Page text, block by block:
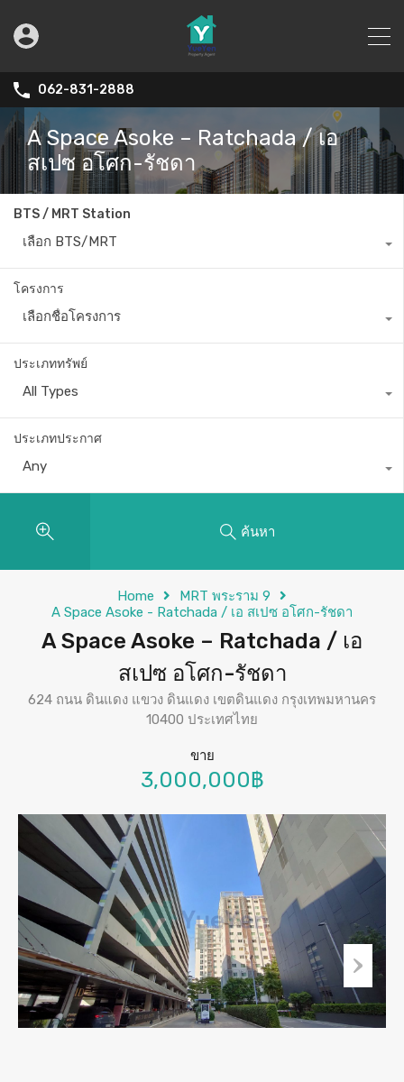
062-831-2888
A Space Asoke – Ratchada / เอ
สเปซ อโศก-รัชดา
BTS / MRT Station
เลือก BTS/MRT
โครงการ
เลือกชื่อโครงการ
ประเภททรัพย์
All Types
ประเภทประกาศ
Any
ค้นหา
Home
MRT พระราม 9
A Space Asoke - Ratchada / เอ สเปซ อโศก-รัชดา
A Space Asoke – Ratchada / เอ
สเปซ อโศก-รัชดา
624 ถนน ดินแดง แขวง ดินแดง เขตดินแดง กรุงเทพมหานคร
10400 ประเทศไทย
ขาย
3,000,000฿